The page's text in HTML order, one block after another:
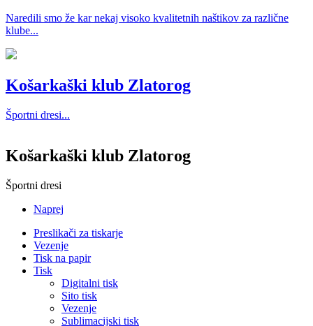
Naredili smo že kar nekaj visoko kvalitetnih naštikov za različne
klube...
Košarkaški klub Zlatorog
Športni dresi...
Košarkaški klub Zlatorog
Športni dresi
Naprej
Preslikači za tiskarje
Vezenje
Tisk na papir
Tisk
Digitalni tisk
Sito tisk
Vezenje
Sublimacijski tisk